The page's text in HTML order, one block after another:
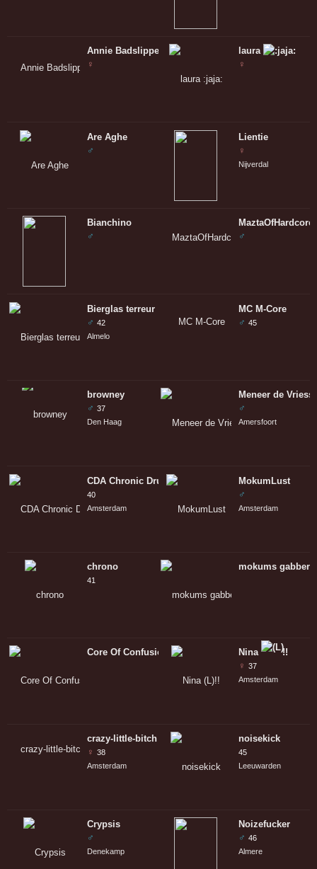
Annie Badslipper
♀
Are Aghe
♂
Bianchino
♂
Bierglas terreur
♂ 42
Almelo
browney
♂ 37
Den Haag
CDA Chronic Drug Abuser
40
Amsterdam
chrono
41
Core Of Confusion
crazy-little-bitch
♀ 38
Amsterdam
Crypsis
♂
Denekamp
laura
♀
Lientie
♀
Nijverdal
MaztaOfHardcore
♂
MC M-Core
♂ 45
Meneer de
♂
Amersfoort
MokumLust
♂
Amsterdam
mokums
Nina
!!
♀ 37
Amsterdam
noisekick
45
Leeuwarden
Noizefucker
♂ 46
Almere